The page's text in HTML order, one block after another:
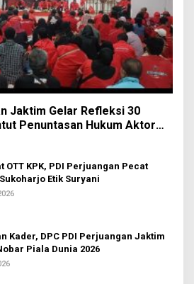
Jaktim Gelar Refleksi 30
Penuntasan Hukum Aktor
OTT KPK, PDI Perjuangan Pecat
Etik Suryani
Kader, DPC PDI Perjuangan Jaktim
Piala Dunia 2026